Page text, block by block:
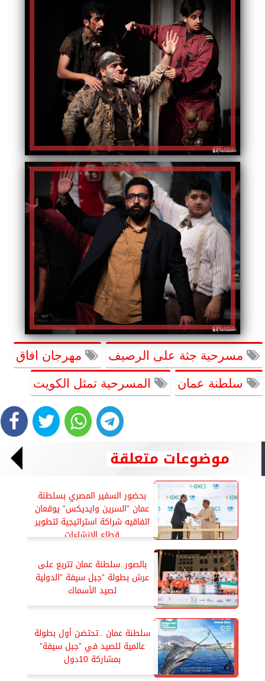
مسرحية جثة على الرصيف مهرجان افاق
سلطنة عمان المسرحية تمثل الكويت
موضوعات متعلقة
بحضور السفير المصري بسلطنة
عمان ”السرين وايديكس” يوقعان
اتفاقيه شراكة استراتيجية لتطوير
قطاع الإنشاءات
بالصور..سلطنة عمان تتربع على
عرش بطولة ”جبل سيفة ”الدولية
لصيد الأسماك
سلطنة عمان ..تحتضن أول بطولة
عالمية للصيد في ”جبل سيفة”
بمشاركة 10دول